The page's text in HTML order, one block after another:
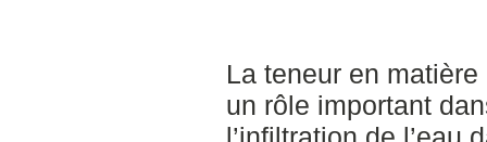
La teneur en
un rôle important